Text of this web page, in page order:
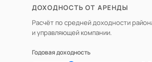
ДОХОДНОСТЬ ОТ АРЕНДЫ
Расчёт по средней доходности
и управляющей компании.
Годовая доходность